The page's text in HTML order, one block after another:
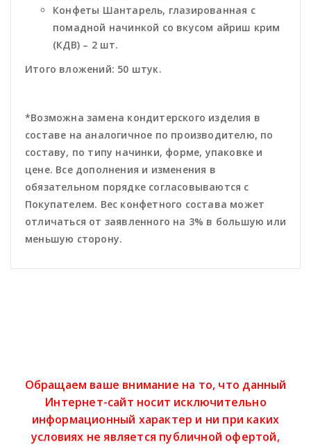
Конфеты Шантарель, глазированная с
помадной начинкой со вкусом айриш крим
(КДВ) – 2 шт.
Итого вложений: 50 штук.
*Возможна замена кондитерского изделия в
составе на аналогичное по производителю, по
составу, по типу начинки, форме, упаковке и
цене. Все дополнения и изменения в
обязательном порядке согласовываются с
Покупателем. Вес конфетного состава может
отличаться от заявленного на 3% в большую или
меньшую сторону.
Обращаем ваше внимание на то, что данный
Интернет-сайт носит исключительно
информационный характер и ни при каких
условиях не является публичной офертой,